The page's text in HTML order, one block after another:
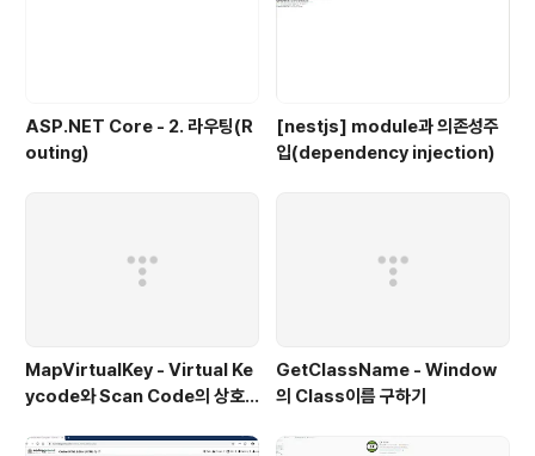
ASP.NET Core - 2. 라우팅(R
outing)
[nestjs] module과 의존성주
입(dependency injection)
MapVirtualKey - Virtual Ke
ycode와 Scan Code의 상호
GetClassName - Window
의 Class이름 구하기